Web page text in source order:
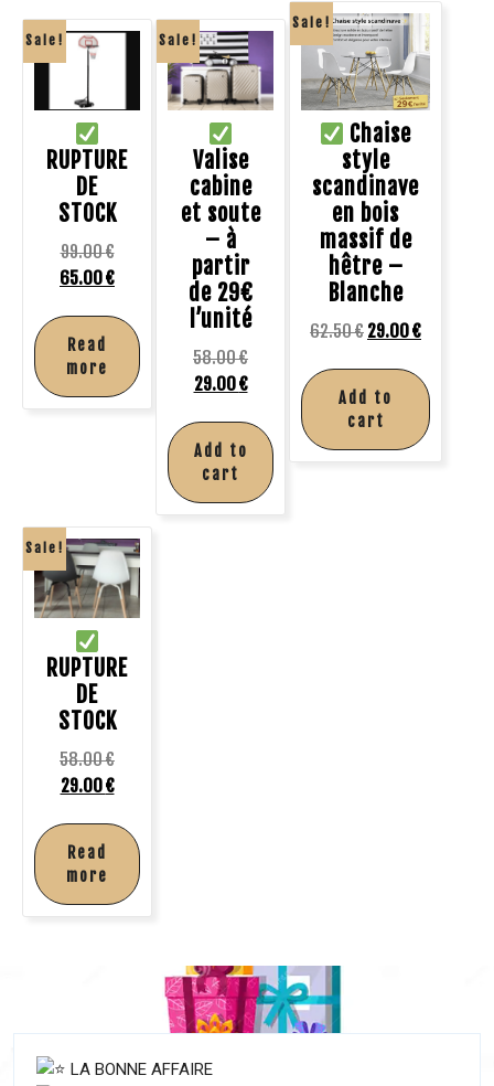
Sale!
RUPTURE
DE
STOCK
99.00€
65.00€
Read
more
Sale!
Valise
cabine
et soute
– à
partir
de 29€
l’unité
58.00€
29.00€
Add to
cart
Sale!
Chaise
style
scandinave
en bois
massif de
hêtre –
Blanche
62.50€ 29.00€
Add to
cart
Sale!
RUPTURE
DE
STOCK
58.00€
29.00€
Read
more
LA BONNE AFFAIRE